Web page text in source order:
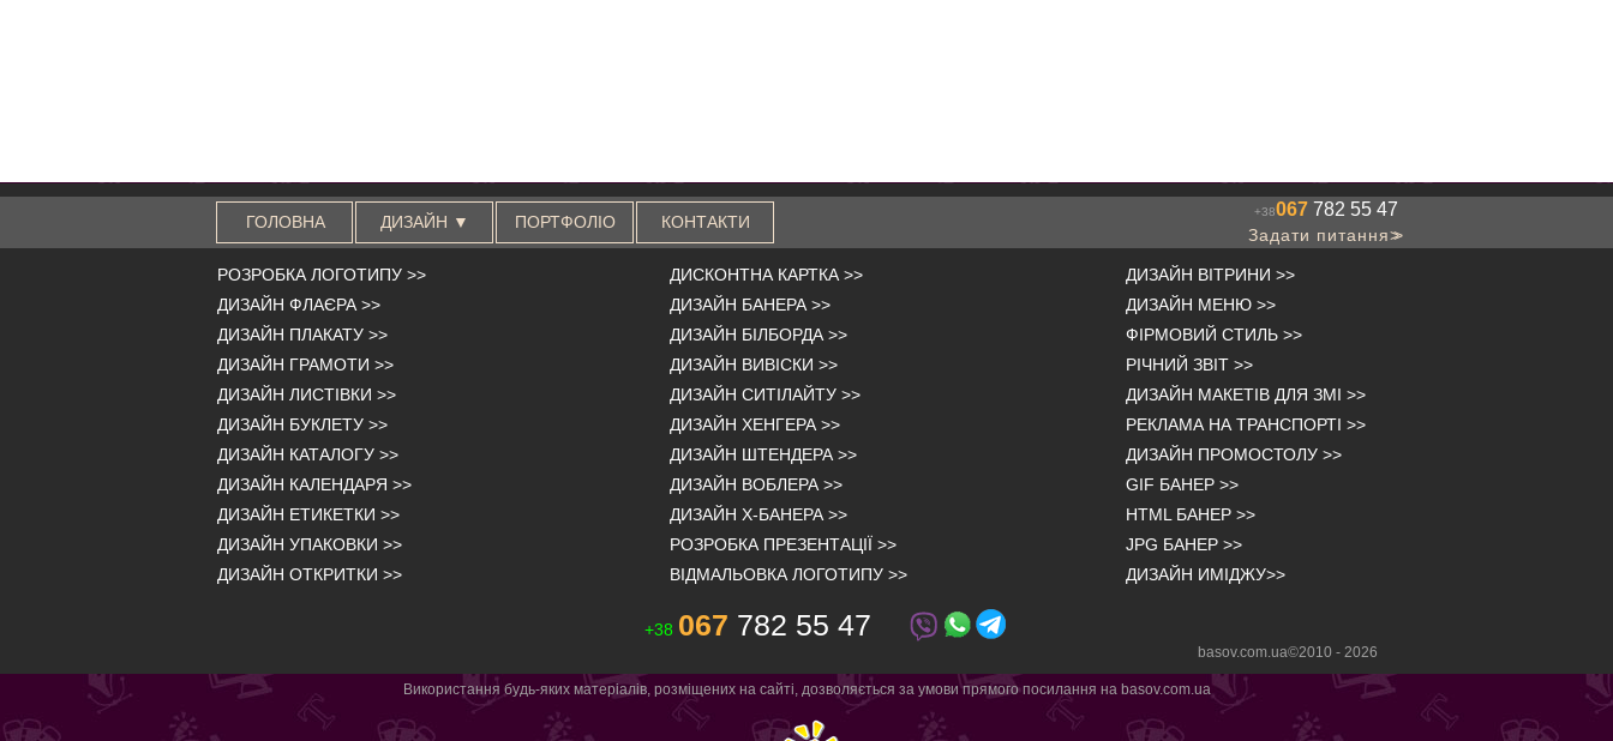
РОЗРОБКА ЛОГОТИПУ >>
ДИЗАЙН ФЛАЄРА >>
ДИЗАЙН ПЛАКАТУ >>
ДИЗАЙН ГРАМОТИ >>
ДИЗАЙН ЛИСТІВКИ >>
ДИЗАЙН БУКЛЕТУ >>
ДИЗАЙН КАТАЛОГУ >>
ДИЗАЙН КАЛЕНДАРЯ >>
ДИЗАЙН ЕТИКЕТКИ >>
ДИЗАЙН УПАКОВКИ >>
ДИЗАЙН ОТКРИТКИ >>
ДИСКОНТНА КАРТКА>>
ДИЗАЙН БАНЕРА >>
ДИЗАЙН БІЛБОРДА>>
ДИЗАЙН ВИВІСКИ >>
ДИЗАЙН СИТІЛАЙТУ>>
ДИЗАЙН ХЕНГЕРА>>
ДИЗАЙН ШТЕНДЕРА>>
ДИЗАЙН ВОБЛЕРА>>
ДИЗАЙН Х-БАНЕРА>>
РОЗРОБКА ПРЕЗЕНТАЦІЇ >>
ВІДМАЛЬОВКА ЛОГОТИПУ>>
+38 067 782 55 47
ДИЗАЙН ВІТРИНИ >>
ДИЗАЙН МЕНЮ >>
ФІРМОВИЙ СТИЛЬ >>
РІЧНИЙ ЗВІТ >>
ДИЗАЙН МАКЕТІВ ДЛЯ ЗМІ >>
РЕКЛАМА НА ТРАНСПОРТІ >>
ДИЗАЙН ПРОМОСТОЛУ >>
GIF БАНЕР >>
HTML БАНЕР >>
JPG БАНЕР >>
ДИЗАЙН ИМІДЖУ>>
basov.com.ua©2010 - 2026
ГОЛОВНА ДИЗАЙН ▼ ПОРТФОЛІО КОНТАКТИ
+38067782 55 47
Задати питання>>
Використання будь-яких матеріалів, розміщених на сайті, дозволяється за умови прямого посилання на basov.com.ua